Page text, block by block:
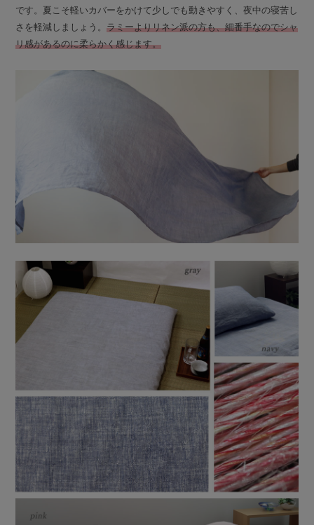
です。夏こそ軽いカバーをかけて少しでも動きやすく、夜中の寝苦し
さを軽減しましょう。ラミーよりリネン派の方も、細番手なのでシャ
リ感があるのに柔らかく感じます。